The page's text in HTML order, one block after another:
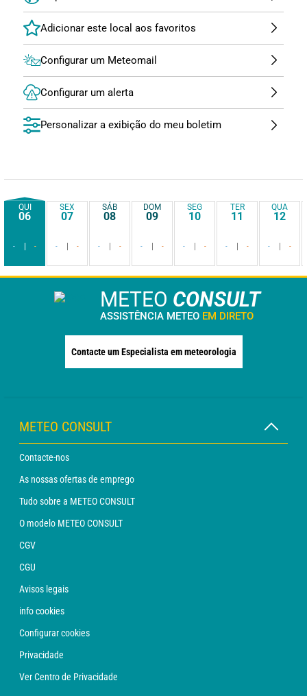
Configurar um Meteomail
Configurar um alerta
Personalizar a exibição do meu boletim
QUI
06
- -
SEX
07
- -
SÁB
08
- -
DOM
09
- -
SEG
10
- -
TER
11
- -
QUA
12
- -
METEO CONSULT
ASSISTÊNCIA METEO EM DIRETO
Contacte um Especialista em meteorologia
METEO CONSULT
Contacte-nos
As nossas ofertas de emprego
Tudo sobre a METEO CONSULT
O modelo METEO CONSULT
CGV
CGU
Avisos legais
info cookies
Configurar cookies
Privacidade
Ver Centro de Privacidade